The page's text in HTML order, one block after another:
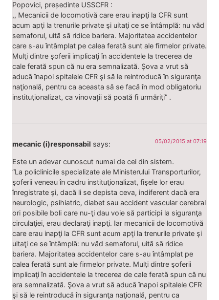
Popovici, președinte USSCFR :
,, Mecanicii de locomotivă care erau inapţi la CFR sunt
acum apţi la trenurile private şi uitaţi ce se întâmplă: nu văd
semaforul, uită să ridice bariera. Majoritatea accidentelor
care s-au întâmplat pe calea ferată sunt ale firmelor private.
Mulţi dintre şoferii implicaţi în accidentele la trecerea de
cale ferată spun că nu era semnalizată. Şova a vrut să
aducă înapoi spitalele CFR şi să le reintroducă în siguranţa
naţională, pentru ca aceasta să se facă în mod obligatoriu
instituţionalizat, ca vinovații să poată fi urmăriţi” .
mecanic (i)responsabil says: 05/02/2015 at 07:19
Este un adevar cunoscut numai de cei din sistem.
“La policlinicile specializate ale Ministerului Transporturilor,
şoferii veneau în cadru instituţionalizat, fişele lor erau
înregistrate şi, dacă li se depista ceva, indiferent dacă era
neurologic, psihiatric, diabet sau accident vascular cerebral
ori posibile boli care nu-ţi dau voie să participi la siguranţa
circulaţiei, erau declaraţi inapţi. Iar mecanicii de locomotivă
care erau inapţi la CFR sunt acum apţi la trenurile private şi
uitaţi ce se întâmplă: nu văd semaforul, uită să ridice
bariera. Majoritatea accidentelor care s-au întâmplat pe
calea ferată sunt ale firmelor private. Mulţi dintre şoferii
implicaţi în accidentele la trecerea de cale ferată spun că nu
era semnalizată. Şova a vrut să aducă înapoi spitalele CFR
şi să le reintroducă în siguranţa naţională, pentru ca